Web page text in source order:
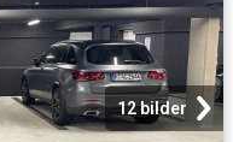
12 bilder